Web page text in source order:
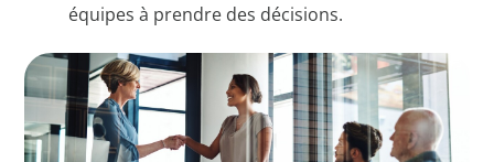
équipes à prendre des décisions.